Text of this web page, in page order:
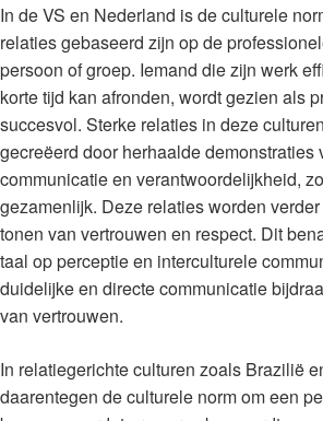
In de VS en Nederland is de culturele
relaties gebaseerd zijn op de
persoon of groep. Iemand die zijn werk
korte tijd kan afronden, wordt gezien als
succesvol. Sterke relaties in deze
gecreëerd door herhaalde demonstraties
communicatie en verantwoordelijkheid,
gezamenlijk. Deze relaties worden
tonen van vertrouwen en respect. Dit
taal op perceptie en interculturele
duidelijke en directe communicatie
van vertrouwen.
In relatiegerichte culturen zoals Brazilië
daarentegen de culturele norm om een